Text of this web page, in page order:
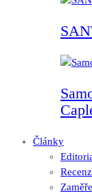
Články